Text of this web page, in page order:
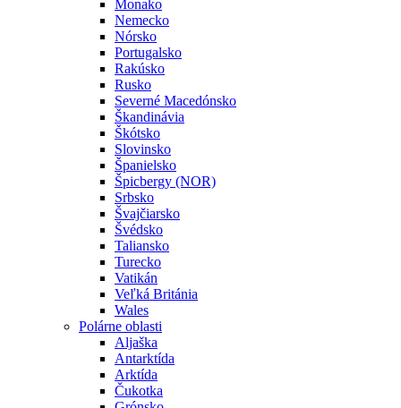
Monako
Nemecko
Nórsko
Portugalsko
Rakúsko
Rusko
Severné Macedónsko
Škandinávia
Škótsko
Slovinsko
Španielsko
Špicbergy (NOR)
Srbsko
Švajčiarsko
Švédsko
Taliansko
Turecko
Vatikán
Veľká Británia
Wales
Polárne oblasti
Aljaška
Antarktída
Arktída
Čukotka